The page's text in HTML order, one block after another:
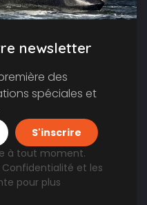
newsletter
des
spéciales et
à tout moment.
Confidentialité et les
pour plus